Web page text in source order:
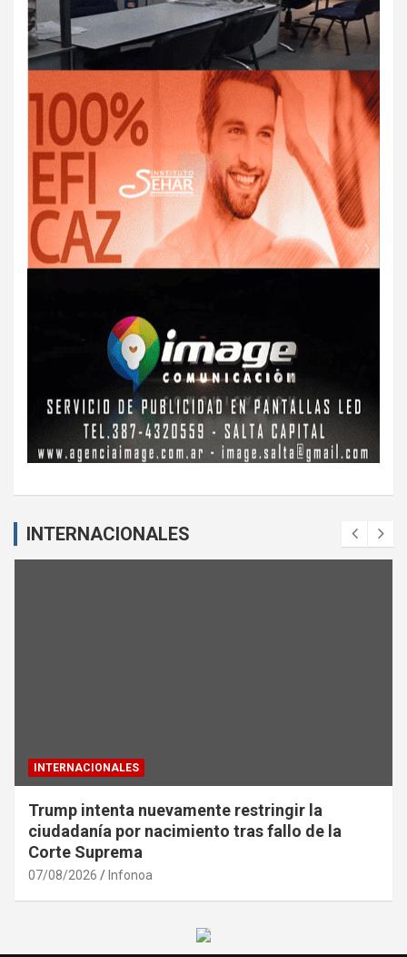
INTERNACIONALES
INTERNACIONALES
Trump intenta nuevamente restringir la
ciudadanía por nacimiento tras fallo de la
Corte Suprema
07/08/2026 Infonoa